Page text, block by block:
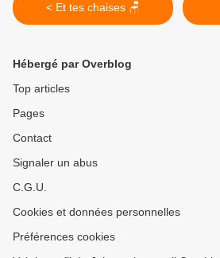
< Et tes chaises 🪑
Hébergé par Overblog
Top articles
Pages
Contact
Signaler un abus
C.G.U.
Cookies et données personnelles
Préférences cookies